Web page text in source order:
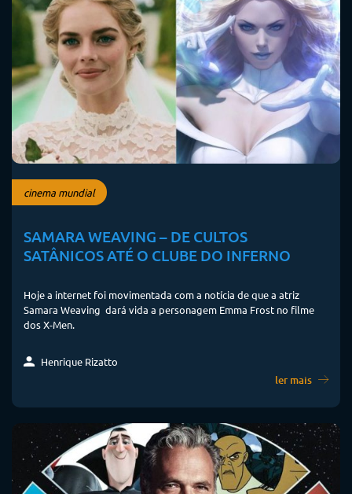
cinema mundial
SAMARA WEAVING – DE CULTOS
SATÂNICOS ATÉ O CLUBE DO INFERNO
Hoje a internet foi movimentada com a notícia de que a atriz
Samara Weaving dará vida a personagem Emma Frost no filme
dos X-Men.
Henrique Rizatto
ler mais